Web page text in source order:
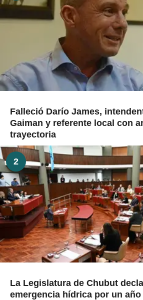
Falleció Darío James,
Gaiman y referente local con
trayectoria
2
La Legislatura de Chubut
emergencia hídrica por un año